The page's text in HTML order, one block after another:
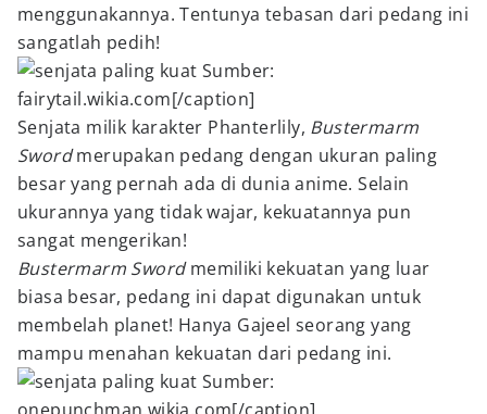
menggunakannya. Tentunya tebasan dari pedang ini
sangatlah pedih!
Sumber:
fairytail.wikia.com[/caption]
Senjata milik karakter Phanterlily, Bustermarm
Swordmerupakan pedang dengan ukuran paling
besar yang pernah ada di dunia anime. Selain
ukurannya yang tidak wajar, kekuatannya pun
sangat mengerikan!
Bustermarm Swordmemiliki kekuatan yang luar
biasa besar, pedang ini dapat digunakan untuk
membelah planet! Hanya Gajeel seorang yang
mampu menahan kekuatan dari pedang ini.
Sumber: